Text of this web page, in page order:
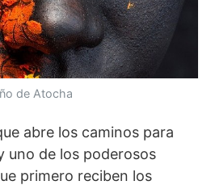
de Atocha
abre los caminos para
uno de los poderosos
primero reciben los